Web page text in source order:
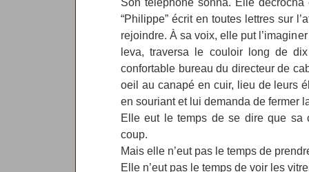
“Philippe” écrit en toutes lettres sur
rejoindre. À sa voix, elle put
leva, traversa le couloir long de
confortable bureau du directeur de
oeil au canapé en cuir, lieu de leurs
en souriant et lui demanda de fermer
Elle eut le temps de se dire que sa
coup.
Mais elle n’eut pas le temps de
Elle n’eut pas le temps de voir les